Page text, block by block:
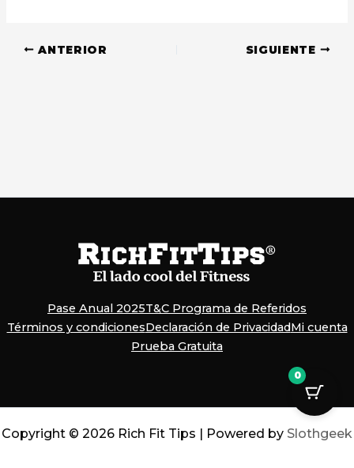
ANTERIOR SIGUIENTE
Pase Anual 2025T&C Programa de Referidos
Términos y condicionesDeclaración de PrivacidadMi cuenta
Prueba Gratuita
Copyright © 2026 Rich Fit Tips | Powered by Slothgeek
0